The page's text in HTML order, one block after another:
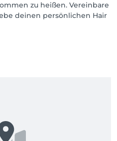
zu heißen. Vereinbare
deinen persönlichen Hair